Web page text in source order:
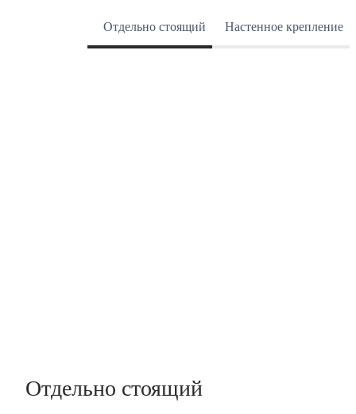
Отдельно стоящий Настенное крепление
Отдельно стоящий